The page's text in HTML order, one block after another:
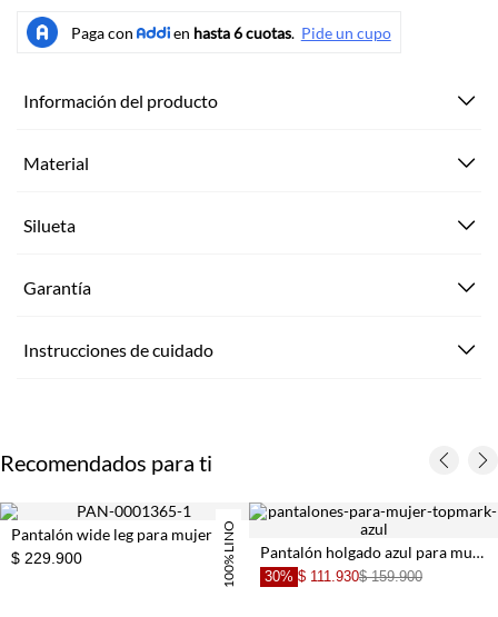
Información del producto
Material
Silueta
Garantía
Instrucciones de cuidado
Recomendados para ti
100% LINO
Pantalón wide leg para mujer en lino beige fit holgado con largo tobillero
$ 229.900 Pantalón holgado azul para mujer
30% $ 111.930$ 159.900